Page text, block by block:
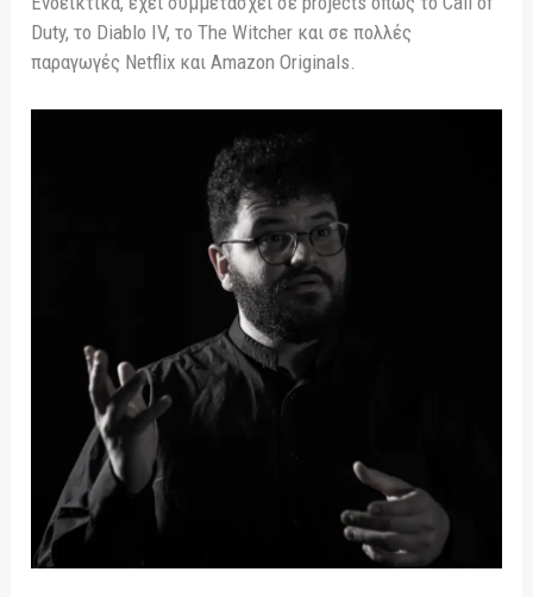
Duty, το Diablo IV, το The Witcher και σε πολλές
παραγωγές Netflix και Amazon Originals.